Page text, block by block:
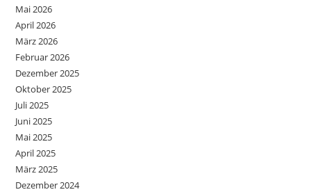
Mai 2026
April 2026
März 2026
Februar 2026
Dezember 2025
Oktober 2025
Juli 2025
Juni 2025
Mai 2025
April 2025
März 2025
Dezember 2024